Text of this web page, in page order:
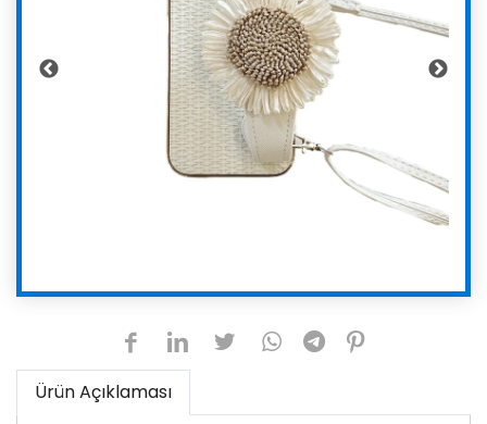
Ürün Açıklaması